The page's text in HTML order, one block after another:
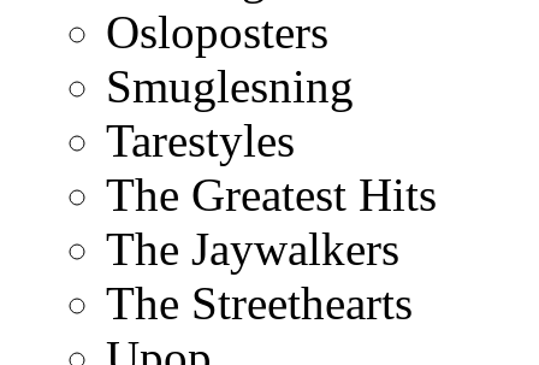
Osloposters
Smuglesning
Tarestyles
The Greatest Hits
The Jaywalkers
The Streethearts